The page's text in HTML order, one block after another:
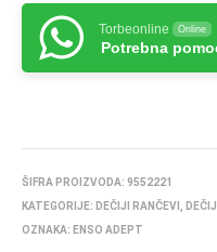
Torbeonline Online
Potrebna
ŠIFRA PROIZVODA: 9552221
KATEGORIJE: DEČIJI RANČEVI
OZNAKA: ENSO ADEPT